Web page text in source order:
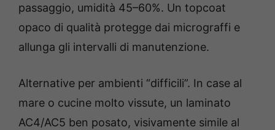
passaggio, umidità 45–60%. Un topcoat
opaco di qualità protegge dai micrograffi e
allunga gli intervalli di manutenzione.
Alternative per ambienti “difficili”. In case al
mare o cucine molto vissute, un laminato
AC4/AC5 ben posato, visivamente simile al